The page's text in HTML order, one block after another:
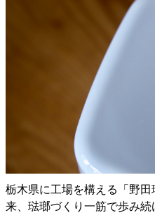
栃木県に工場を構える「野田
来、琺瑯づくり一筋で歩み